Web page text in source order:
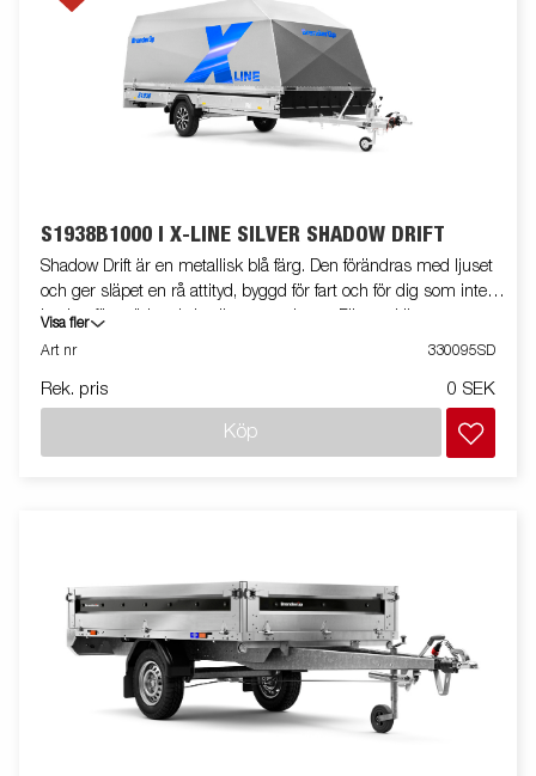
S1938B1000 I X-LINE SILVER SHADOW DRIFT
Shadow Drift är en metallisk blå färg. Den förändras med ljuset
och ger släpet en rå attityd, byggd för fart och för dig som inte
backar för mörker, kyla eller utmaningar. Färgen känns
självsäker, snabb och byggd för fart under stjärnhimlen. X-line
totalbredden och för att spåra bättre efter bilen. De invändiga
med extra bindöglor för smidig säkring av lasten. Fullutrustad
Visa fler
Art nr
330095SD
Rek. pris 0 SEK
Köp